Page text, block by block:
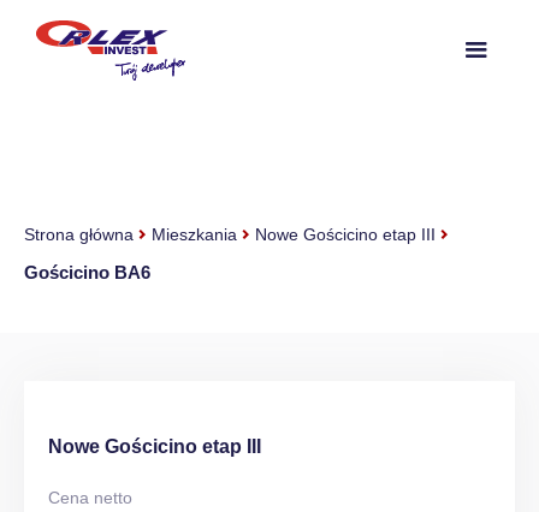
Strona główna Mieszkania Nowe Gościcino etap III
Gościcino BA6
Nowe Gościcino etap III
Cena netto